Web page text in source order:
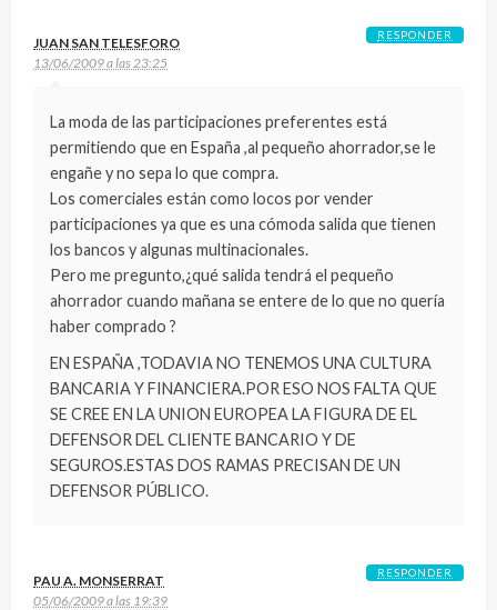
JUAN SAN TELESFORO
13/06/2009 a las 23:25
La moda de las participaciones preferentes está
permitiendo que en España ,al pequeño ahorrador,se le
engañe y no sepa lo que compra.
Los comerciales están como locos por vender
participaciones ya que es una cómoda salida que tienen
los bancos y algunas multinacionales.
Pero me pregunto,¿qué salida tendrá el pequeño
ahorrador cuando mañana se entere de lo que no quería
haber comprado ?
EN ESPAÑA ,TODAVIA NO TENEMOS UNA CULTURA
BANCARIA Y FINANCIERA.POR ESO NOS FALTA QUE
SE CREE EN LA UNION EUROPEA LA FIGURA DE EL
DEFENSOR DEL CLIENTE BANCARIO Y DE
SEGUROS.ESTAS DOS RAMAS PRECISAN DE UN
DEFENSOR PÚBLICO.
RESPONDER
PAU A. MONSERRAT
05/06/2009 a las 19:39
RESPONDER